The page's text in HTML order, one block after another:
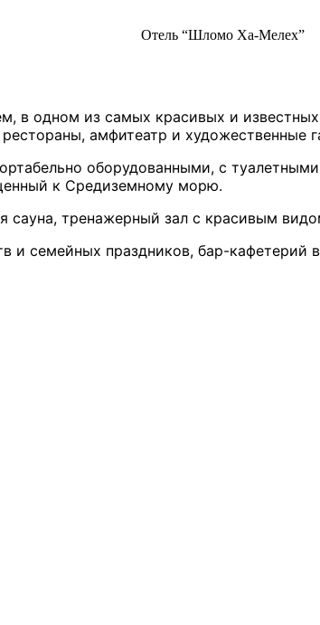
Отель “Шломо Ха-Мелех”
в одном из самых красивых и
амфитеатр и художественные
оборудованными, с
к Средиземному морю.
сауна, тренажерный зал с красивым
и семейных праздников, бар-кафетерий